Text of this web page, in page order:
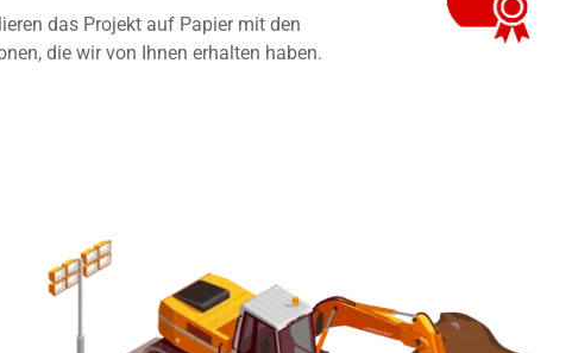
das Projekt auf Papier mit den
die wir von Ihnen erhalten haben.